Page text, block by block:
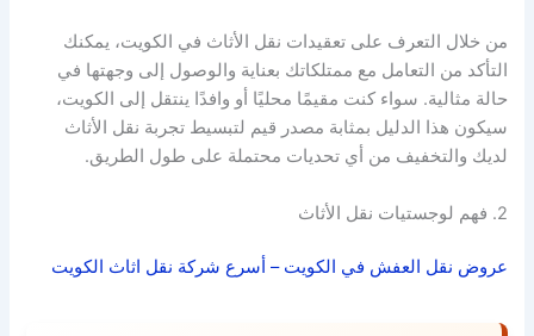
من خلال التعرف على تعقيدات نقل الأثاث في الكويت، يمكنك
التأكد من التعامل مع ممتلكاتك بعناية والوصول إلى وجهتها في
حالة مثالية. سواء كنت مقيمًا محليًا أو وافدًا ينتقل إلى الكويت،
سيكون هذا الدليل بمثابة مصدر قيم لتبسيط تجربة نقل الأثاث
لديك والتخفيف من أي تحديات محتملة على طول الطريق.
2. فهم لوجستيات نقل الأثاث
عروض نقل العفش في الكويت – أسرع شركة نقل اثاث الكويت